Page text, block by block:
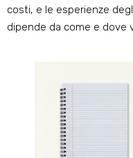
costi, e le esperienze
dipende da come e dove